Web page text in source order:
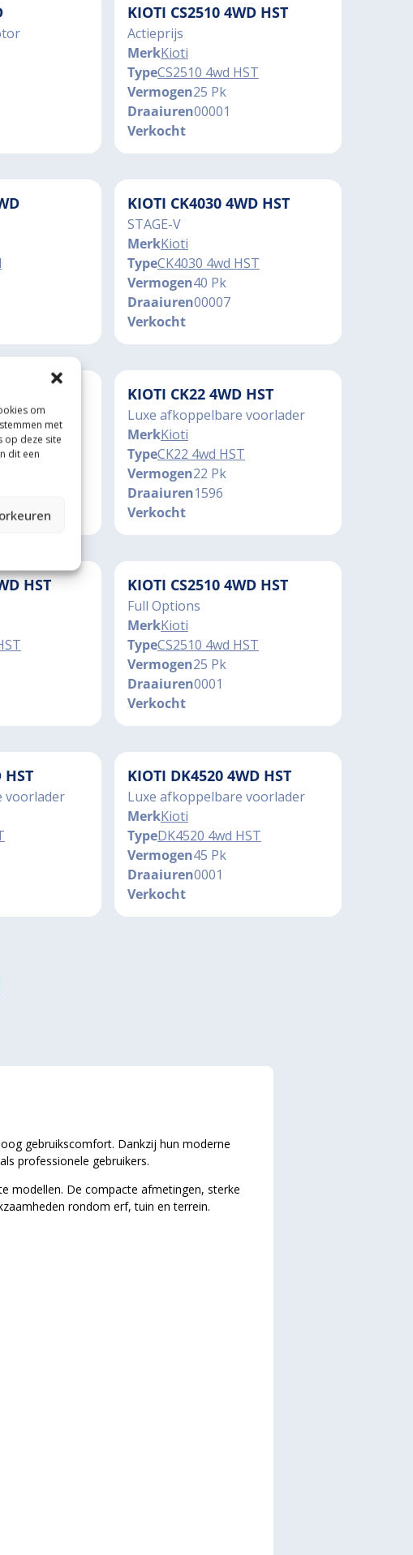
om
met
op deze site
dit een
KIOTI CS2510 4WD HST
Actieprijs
MerkKioti
TypeCS2510 4wd HST
Vermogen25 Pk
Draaiuren00001
Verkocht
KIOTI CK4030 4WD HST
STAGE-V
MerkKioti
TypeCK4030 4wd HST
Vermogen40 Pk
Draaiuren00007
Verkocht
KIOTI CK22 4WD HST
Luxe afkoppelbare voorlader
MerkKioti
TypeCK22 4wd HST
Vermogen22 Pk
Draaiuren1596
Verkocht
HST KIOTI CS2510 4WD HST
Full Options
MerkKioti
TypeCS2510 4wd HST
Vermogen25 Pk
Draaiuren0001
Verkocht
HST
voorlader
KIOTI DK4520 4WD HST
Luxe afkoppelbare voorlader
MerkKioti
TypeDK4520 4wd HST
Vermogen45 Pk
Draaiuren0001
Verkocht
gebruikscomfort. Dankzij hun moderne
professionele gebruikers.
modellen. De compacte afmetingen, sterke
rondom erf, tuin en terrein.